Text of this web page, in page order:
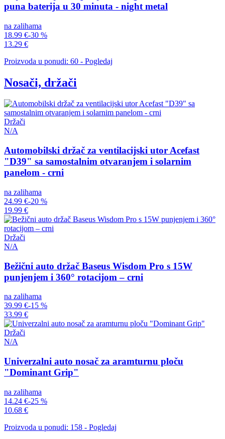
puna baterija u 30 minuta - night metal
na zalihama
18.99 €-30 %
13.29 €
Proizvoda u ponudi: 60 - Pogledaj
Nosači, držači
Držači
N/A
Automobilski držač za ventilacijski utor Acefast
"D39" sa samostalnim otvaranjem i solarnim
panelom - crni
na zalihama
24.99 €-20 %
19.99 €
Držači
N/A
Bežični auto držač Baseus Wisdom Pro s 15W
punjenjem i 360° rotacijom – crni
na zalihama
39.99 €-15 %
33.99 €
Držači
N/A
Univerzalni auto nosač za aramturnu ploču
"Dominant Grip"
na zalihama
14.24 €-25 %
10.68 €
Proizvoda u ponudi: 158 - Pogledaj